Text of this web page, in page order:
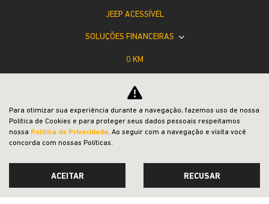
JEEP ACESSÍVEL
SOLUÇÕES FINANCEIRAS
0 KM
PÓS-VENDAS
Para otimizar sua experiência durante a navegação, fazemos uso de nossa
Política de Cookies e para proteger seus dados pessoais respeitamos
nossa Política de Privacidade. Ao seguir com a navegação e visita você
concorda com nossas Políticas.
ACEITAR RECUSAR